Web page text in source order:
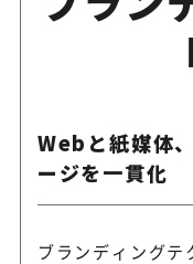
Webと紙媒体
ージを一貫化
ブランディングテ